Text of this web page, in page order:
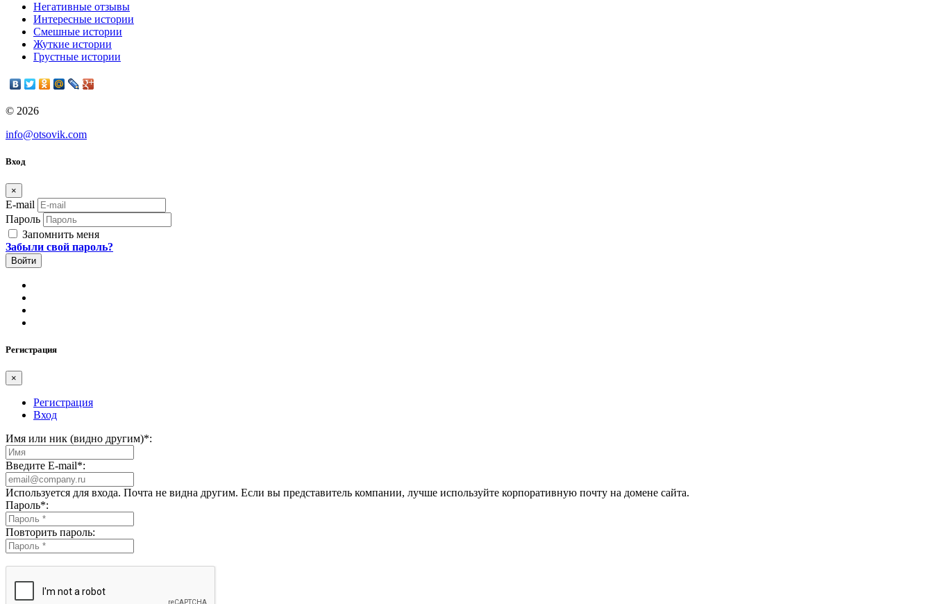
Негативные отзывы
Интересные истории
Смешные истории
Жуткие истории
Грустные истории
© 2026
info@otsovik.com
Вход
×
E-mail
Пароль
Запомнить меня
Забыли свой пароль?
Регистрация
×
Регистрация
Вход
Имя или ник (видно другим)*:
Введите E-mail*:
Используется для входа. Почта не видна другим. Если вы представитель компании, лучше используйте корпоративную почту на домене сайта.
Пароль*:
Повторить пароль: